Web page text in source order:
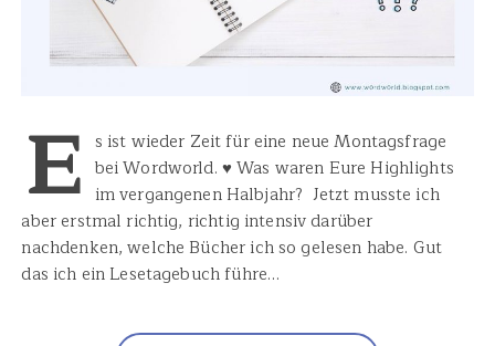
E s ist wieder Zeit für eine neue Montagsfrage
bei Wordworld. ♥ Was waren Eure Highlights
im vergangenen Halbjahr? Jetzt musste ich
aber erstmal richtig, richtig intensiv darüber
nachdenken, welche Bücher ich so gelesen habe. Gut
das ich ein Lesetagebuch führe…